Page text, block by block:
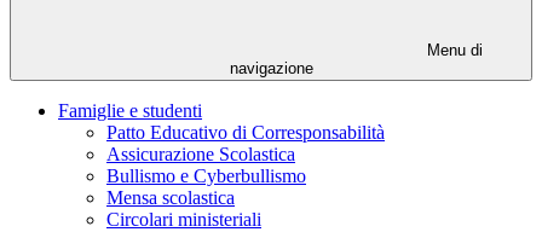
Menu di
navigazione
Famiglie e studenti
Patto Educativo di Corresponsabilità
Assicurazione Scolastica
Bullismo e Cyberbullismo
Mensa scolastica
Circolari ministeriali